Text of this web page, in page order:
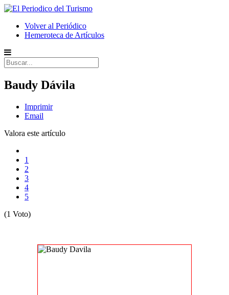
Volver al Periódico
Hemeroteca de Artículos
Baudy Dávila
Imprimir
Email
Valora este artículo
1
2
3
4
5
(1 Voto)